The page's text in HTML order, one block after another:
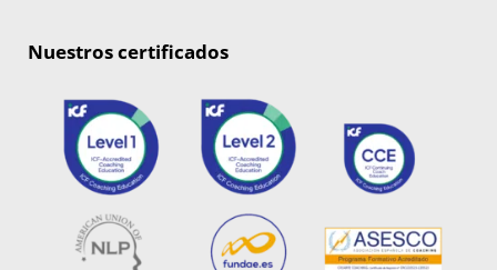
Nuestros certificados